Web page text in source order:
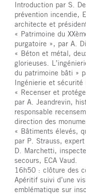
Introduction par S.
prévention incendie,
architecte et
« Patrimoine du
purgatoire », par A.
« Béton et métal,
glorieuses.
du patrimoine bâti »
Ingénierie et sécurité
« Recenser et
par A. Jeandrevin,
responsable
direction des
« Bâtiments élevés,
par P. Strauss,
D. Marchetti,
secours, ECA Vaud.
16h50 : clôture des
Apéritif suivi d’une
emblématique sur